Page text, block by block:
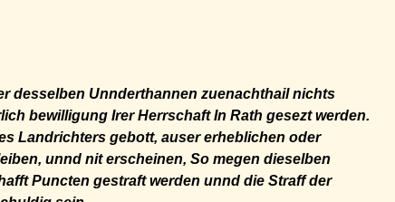
desselben Unnderthannen zuenachthail nichts
bewilligung Irer Herrschaft In Rath gesezt werden.
Landrichters gebott, auser erheblichen oder
unnd nit erscheinen, So megen dieselben
Puncten gestraft werden unnd die Straff der